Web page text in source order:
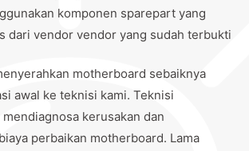
komponen sparepart yang
dari vendor vendor yang sudah terbukti
motherboard sebaiknya
awal ke teknisi kami. Teknisi
kerusakan dan
perbaikan motherboard. Lama